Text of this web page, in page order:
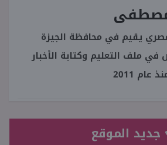
يقيم في محافظة الجيزة
ملف التعليم وكتابة الأخبار
عام 2011
جديد الموقع